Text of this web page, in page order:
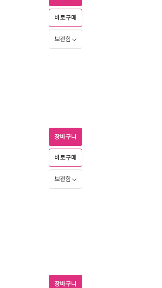
바로구매
보관함
장바구니
바로구매
보관함
장바구니